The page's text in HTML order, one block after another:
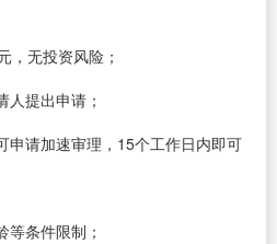
，无投资风险；
提出申请；
申请加速审理，15个工作日内即可
条件限制；